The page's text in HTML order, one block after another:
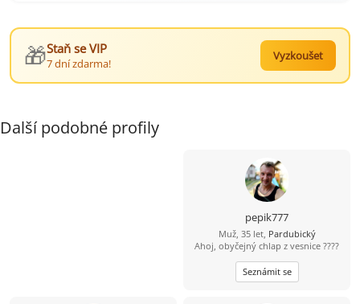
🎁Staň se VIP
7 dní zdarma!
Vyzkoušet
Další podobné profily
pepik777
Muž, 35 let, Pardubický
Ahoj, obyčejný chlap z vesnice ????
Seznámit se